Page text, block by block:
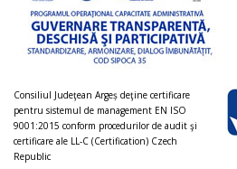
Consiliul Judeţean Argeș deţine certificare
pentru sistemul de management EN ISO
9001:2015 conform procedurilor de audit şi
certificare ale LL-C (Certification) Czech
Republic